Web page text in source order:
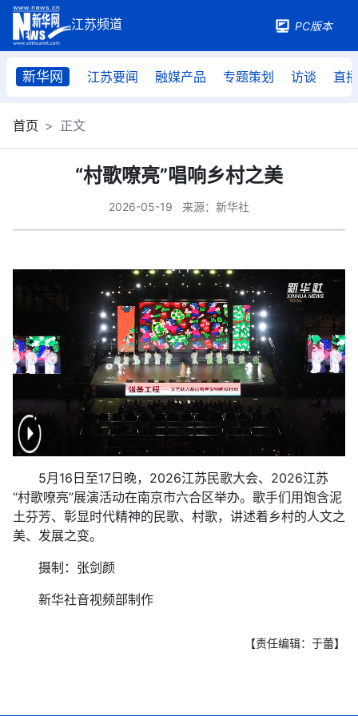
PC版本
新华网 江苏要闻 融媒产品 专题策划 访谈 直播
首页 正文
“村歌嘹亮”唱响乡村之美
2026-05-19 来源：新华社
5月16日至17日晚，2026江苏民歌大会、2026江苏
“村歌嘹亮”展演活动在南京市六合区举办。歌手们用饱含泥
土芬芳、彰显时代精神的民歌、村歌，讲述着乡村的人文之
美、发展之变。
摄制：张剑颜
新华社音视频部制作
【责任编辑：于蕾】